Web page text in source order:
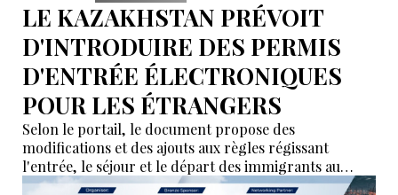
LE KAZAKHSTAN PRÉVOIT
D'INTRODUIRE DES PERMIS
D'ENTRÉE ÉLECTRONIQUES
POUR LES ÉTRANGERS
Selon le portail, le document propose des
modifications et des ajouts aux règles régissant
l'entrée, le séjour et le départ des immigrants au
Kazakhstan.